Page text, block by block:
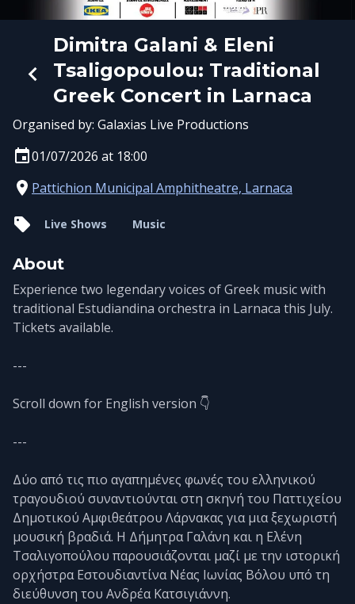
Dimitra Galani & Eleni
Tsaligopoulou: Traditional
Greek Concert in Larnaca
Organised by: Galaxias Live Productions
01/07/2026 at 18:00
Pattichion Municipal Amphitheatre, Larnaca
Live Shows Music
About
Experience two legendary voices of Greek music with
traditional Estudiandina orchestra in Larnaca this July.
Tickets available.
---
Scroll down for English version 👇
---
Δύο από τις πιο αγαπημένες φωνές του ελληνικού
τραγουδιού συναντιούνται στη σκηνή του Παττιχείου
Δημοτικού Αμφιθεάτρου Λάρνακας για μια ξεχωριστή
μουσική βραδιά. Η Δήμητρα Γαλάνη και η Ελένη
Τσαλιγοπούλου παρουσιάζονται μαζί με την ιστορική
ορχήστρα Εστουδιαντίνα Νέας Ιωνίας Βόλου υπό τη
διεύθυνση του Ανδρέα Κατσιγιάννη.